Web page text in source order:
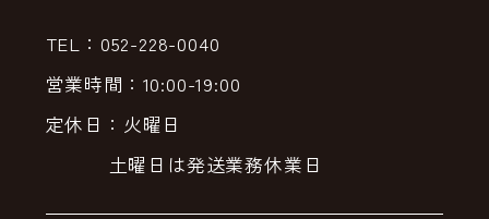
TEL：052-228-0040
営業時間：10:00-19:00
定休日：火曜日
土曜日は発送業務休業日